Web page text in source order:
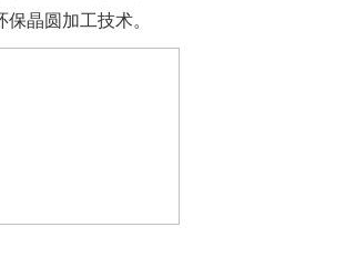
晶圆加工技术。